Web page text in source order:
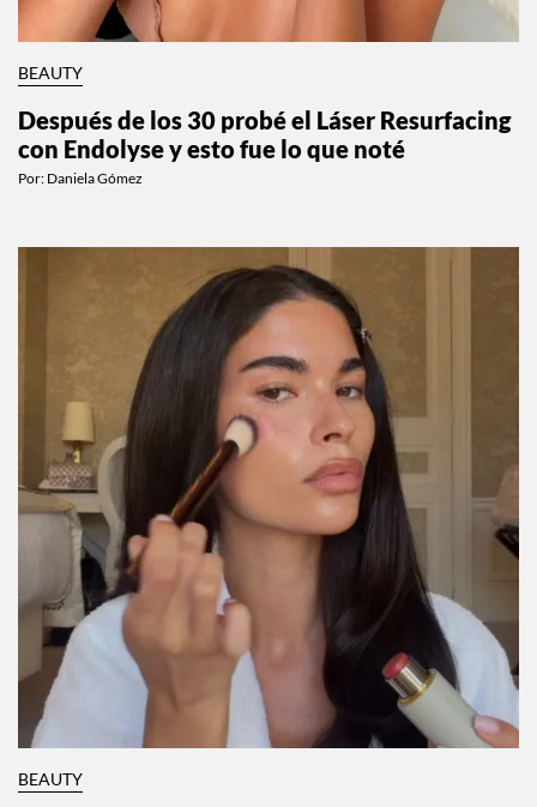
BEAUTY
Después de los 30 probé el Láser Resurfacing
con Endolyse y esto fue lo que noté
Por: Daniela Gómez
BEAUTY